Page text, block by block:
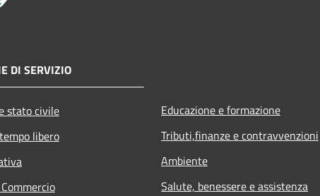
DI SERVIZIO
stato civile
libero
Educazione e formazione
Tributi,finanze e contravvenzioni
Ambiente
Salute, benessere e assistenza